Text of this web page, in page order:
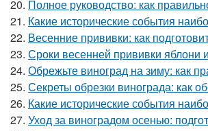
20. Полное руководство: как
21. Какие исторические события
22. Весенние прививки: как
23. Сроки весенней прививки яблони
24. Обрежьте виноград на зиму: как
25. Секреты обрезки винограда: как
26. Какие исторические события
27. Уход за виноградом осенью: